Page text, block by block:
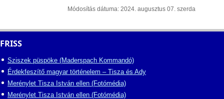
Módosítás dátuma: 2024. augusztus 07. szerda
FRISS
Sziszek püspöke (Maderspach Kommandó)
Érdekfeszítő magyar történelem – Tisza és Ady
Merénylet Tisza István ellen (Fotómédia)
Merénylet Tisza István ellen (Fotómédia)